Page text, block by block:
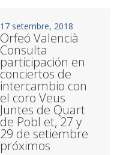
17 setembre, 2018
Orfeó Valencià
Consulta
participación en
conciertos de
intercambio con
el coro Veus
Juntes de Quart
de Pobl et, 27 y
29 de setiembre
próximos